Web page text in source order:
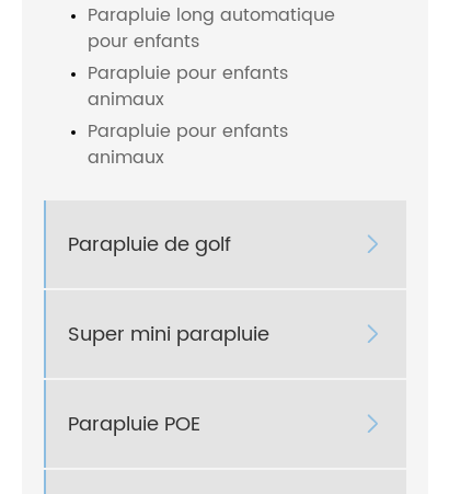
Parapluie long automatique
pour enfants
Parapluie pour enfants
animaux
Parapluie pour enfants
animaux
Parapluie de golf 
Super mini parapluie 
Parapluie POE 